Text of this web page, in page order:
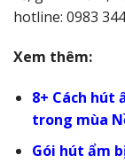
hotline: 0983
Xem thêm:
8+ Cách hút
trong mùa
Gói hút ẩm